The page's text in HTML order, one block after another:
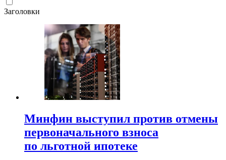
Заголовки
Минфин выступил против отмены
первоначального взноса
по льготной ипотеке